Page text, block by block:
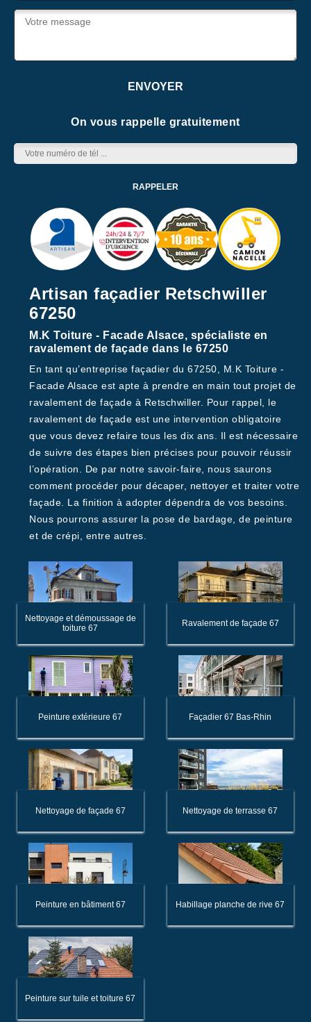
On vous rappelle gratuitement
Artisan façadier Retschwiller
67250
M.K Toiture - Facade Alsace, spécialiste en
ravalement de façade dans le 67250
En tant qu’entreprise façadier du 67250, M.K Toiture -
Facade Alsace est apte à prendre en main tout projet de
ravalement de façade à Retschwiller. Pour rappel, le
ravalement de façade est une intervention obligatoire
que vous devez refaire tous les dix ans. Il est nécessaire
de suivre des étapes bien précises pour pouvoir réussir
l’opération. De par notre savoir-faire, nous saurons
comment procéder pour décaper, nettoyer et traiter votre
façade. La finition à adopter dépendra de vos besoins.
Nous pourrons assurer la pose de bardage, de peinture
et de crépi, entre autres.
Nettoyage et démoussage de
toiture 67
Ravalement de façade 67
Peinture extérieure 67 Façadier 67 Bas-Rhin
Nettoyage de façade 67 Nettoyage de terrasse 67
Peinture en bâtiment 67 Habillage planche de rive 67
Peinture sur tuile et toiture 67